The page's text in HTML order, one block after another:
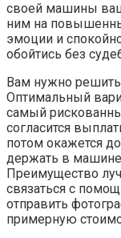
своей машины
ним на
эмоции и
обойтись без
Вам нужно
Оптимальный
самый
согласится
потом окажется
держать в машине
Преимущество
связаться с
отправить
примерную